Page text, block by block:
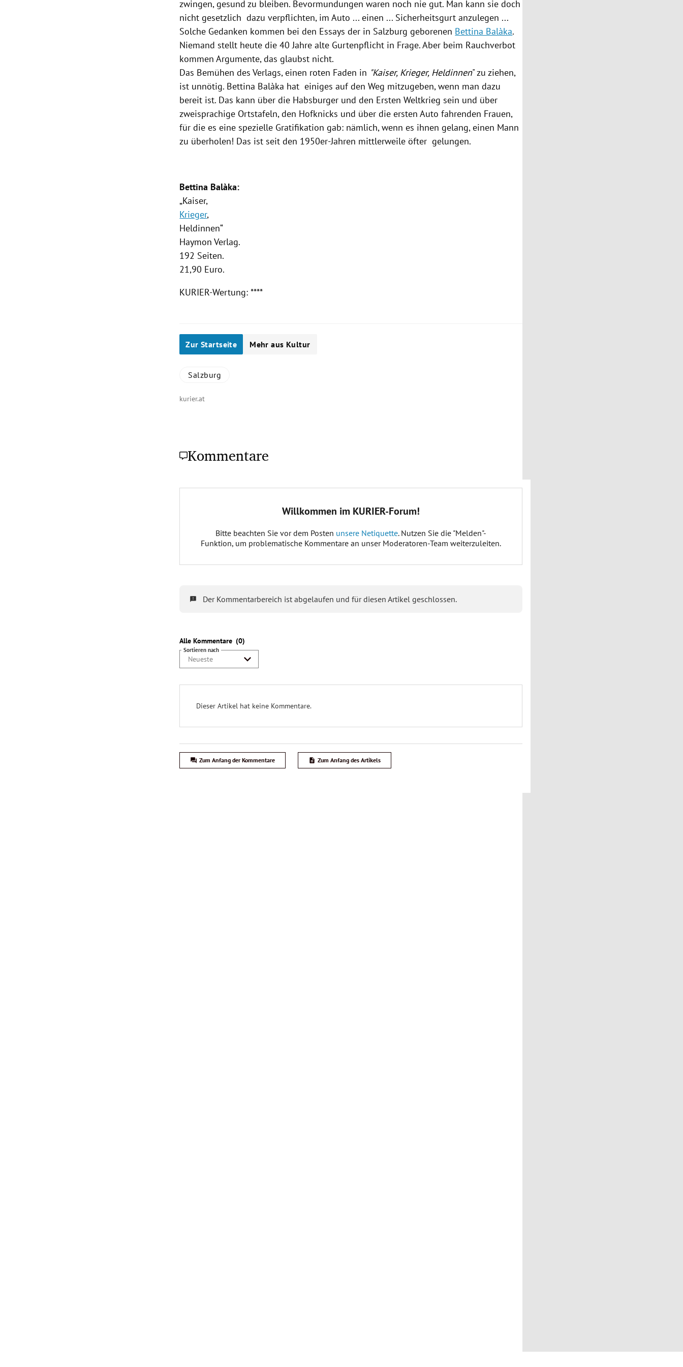
zwingen, gesund zu bleiben. Bevormundungen waren noch nie gut. Man kann sie doch
nicht gesetzlich dazu verpflichten, imAuto ... einen ... Sicherheitsgurt anzulegen ...
Solche Gedanken kommen bei den Essays der in Salzburg geborenen Bettina Balàka.
Niemand stellt heute die 40 Jahre alte Gurtenpflicht in Frage. Aber beim Rauchverbot
kommen Argumente, das glaubst nicht.
Das Bemühen des Verlags, einen roten Faden in "Kaiser, Krieger, Heldinnen" zu ziehen,
ist unnötig. Bettina Balàka hat einiges auf den Weg mitzugeben, wenn man dazu
bereit ist. Das kann über die Habsburger und den Ersten Weltkrieg sein und über
zweisprachige Ortstafeln, den Hofknicks und über die erstenAuto fahrenden Frauen,
für die es eine spezielle Gratifikation gab: nämlich, wenn es ihnen gelang, einen Mann
zu überholen! Das ist seit den 1950er-Jahren mittlerweile öfter gelungen.
Bettina Balàka:
„Kaiser,
Krieger,
Heldinnen“
Haymon Verlag.
192 Seiten.
21,90 Euro.
KURIER-Wertung: ****
Zur Startseite Mehr aus Kultur
Salzburg
kurier.at
Kommentare